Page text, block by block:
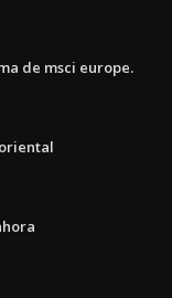
de msci europe.